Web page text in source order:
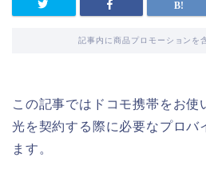
記事内に商品プロモーションを
この記事ではドコモ携帯をお使
光を契約する際に必要なプロバ
ます。